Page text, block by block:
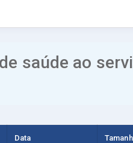
saúde ao
Data